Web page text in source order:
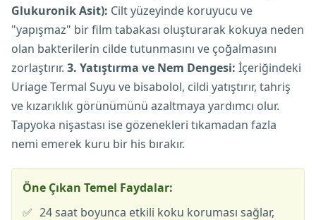
Glukuronik Asit): Cilt yüzeyinde koruyucu ve
"yapışmaz" bir film tabakası oluşturarak kokuya neden
olan bakterilerin cilde tutunmasını ve çoğalmasını
zorlaştırır. 3. Yatıştırma ve Nem Dengesi: İçeriğindeki
Uriage Termal Suyu ve bisabolol, cildi yatıştırır, tahriş
ve kızarıklık görünümünü azaltmaya yardımcı olur.
Tapyoka nişastası ise gözenekleri tıkamadan fazla
nemi emerek kuru bir his bırakır.
Öne Çıkan Temel Faydalar:
✅ 24 saat boyunca etkili koku koruması sağlar,